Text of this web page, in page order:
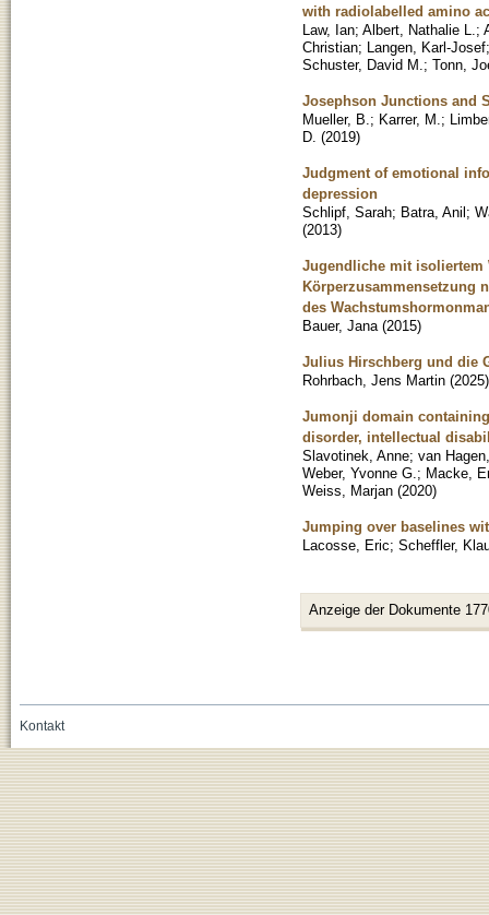
with radiolabelled amino
Law, Ian; Albert, Nathalie L. ;
Christian; Langen, Karl-Josef
Schuster, David M. ; Tonn,
Josephson Junctions and
Mueller, B. ; Karrer, M. ;
D. (2019)
Judgment of emotional
depression
Schlipf, Sarah; Batra, Anil;
(2013)
Jugendliche mit isoliertem
Körperzusammensetzung
des
Bauer, Jana (2015)
Julius Hirschberg und die
Rohrbach, Jens Martin (2025)
Jumonji domain
disorder, intellectual
Slavotinek, Anne; van
Weber, Yvonne G. ; Macke,
Weiss, Marjan (2020)
Jumping over baselines
Lacosse, Eric; Scheffler,
Anzeige der Dokumente
Kontakt